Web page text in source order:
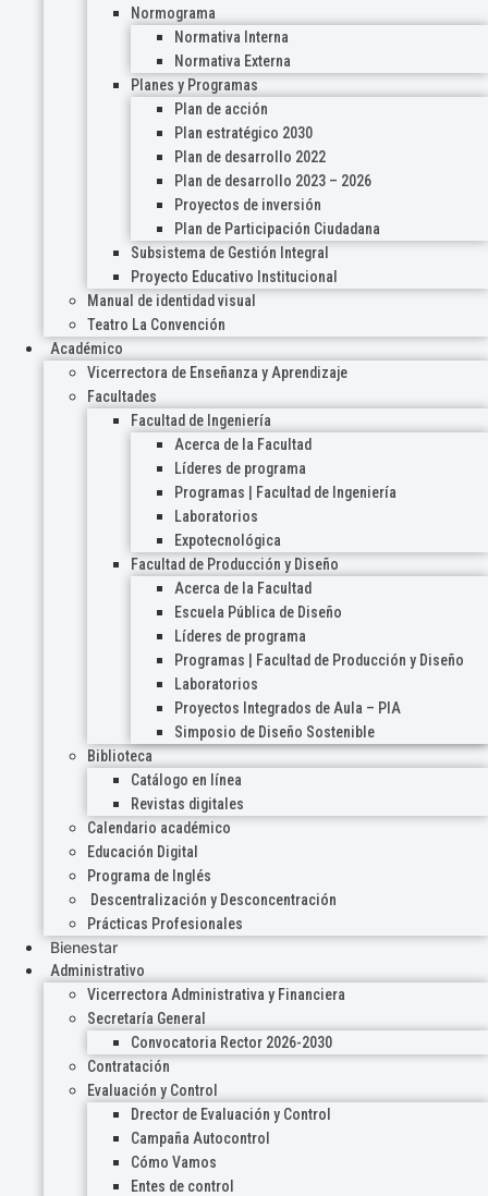
Normograma
Normativa Interna
Normativa Externa
Planes y Programas
Plan de acción
Plan estratégico 2030
Plan de desarrollo 2022
Plan de desarrollo 2023 – 2026
Proyectos de inversión
Plan de Participación Ciudadana
Subsistema de Gestión Integral
Proyecto Educativo Institucional
Manual de identidad visual
Teatro La Convención
Académico
Vicerrectora de Enseñanza y Aprendizaje
Facultades
Facultad de Ingeniería
Acerca de la Facultad
Líderes de programa
Programas | Facultad de Ingeniería
Laboratorios
Expotecnológica
Facultad de Producción y Diseño
Acerca de la Facultad
Escuela Pública de Diseño
Líderes de programa
Programas | Facultad de Producción y Diseño
Laboratorios
Proyectos Integrados de Aula – PIA
Simposio de Diseño Sostenible
Biblioteca
Catálogo en línea
Revistas digitales
Calendario académico
Educación Digital
Programa de Inglés
Descentralización y Desconcentración
Prácticas Profesionales
Bienestar
Administrativo
Vicerrectora Administrativa y Financiera
Secretaría General
Convocatoria Rector 2026-2030
Contratación
Evaluación y Control
Drector de Evaluación y Control
Campaña Autocontrol
Cómo Vamos
Entes de control